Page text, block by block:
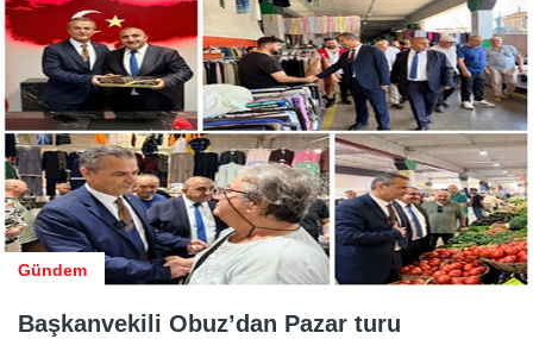
Gündem
Başkanvekili Obuz’dan Pazar turu